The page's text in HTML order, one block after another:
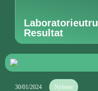
Resultat
30/01/2024 Nyheter